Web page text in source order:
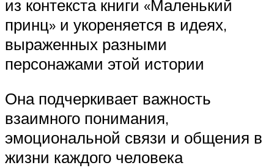
из контекста книги «Маленький
принц» и укореняется в идеях,
выраженных разными
персонажами этой истории
Она подчеркивает важность
взаимного понимания,
эмоциональной связи и общения в
жизни каждого человека